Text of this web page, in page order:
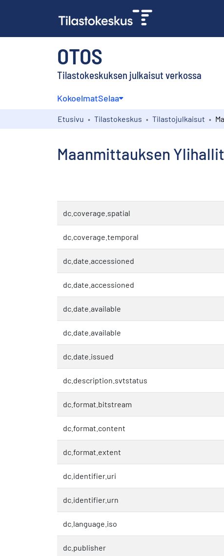
OTOS
Tilastokeskuksen julkaisut verkossa
KokoelmatSelaa
Etusivu Tilastokeskus Tilastojulkaisut
Maanmittauksen
dc.coverage.spatial
dc.coverage.temporal
dc.date.accessioned
dc.date.accessioned
dc.date.available
dc.date.available
dc.date.issued
dc.description.svtstatus
dc.format.bitstream
dc.format.content
dc.format.extent
dc.identifier.uri
dc.identifier.urn
dc.language.iso
dc.publisher